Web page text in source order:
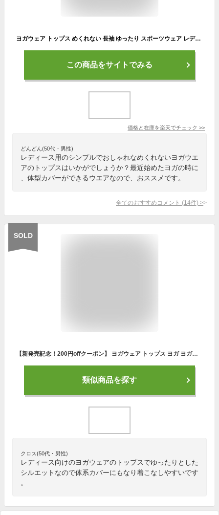
ヨガウェア トップス めくれない 長袖 ゆったり スポーツウェア レディース 体型カバー ヨガtシャツ ズンバウェア ピラティス ウェア ウォーキング ランニング ジム 速乾
この商品をサイトでみる
価格と在庫を楽天でチェック >>
どんどん(50代・男性)
レディース用のシンプルでおしゃれなめくれないヨガウエ
アのトップスはいかがでしょうか？最近始めたヨガの時に
、体型カバーができるウエアなので、おススメです。
全てのおすすめコメント (14件) >
SOLD
【新発売記念！200円offクーポン】 ヨガウェア トップス ヨガ ヨガウエア ホットヨガウェア スポーツウェア タンクトップ 夏 おしゃれ かわいい 夏用 体型カバー ロング丈 めくれない 半袖 ピラティス ウェア メッシュ
類似商品を探す
クロス(50代・男性)
レディース向けのヨガウェアのトップスでゆったりとした
シルエットなので体系カバーにもなり着こなしやすいです
。